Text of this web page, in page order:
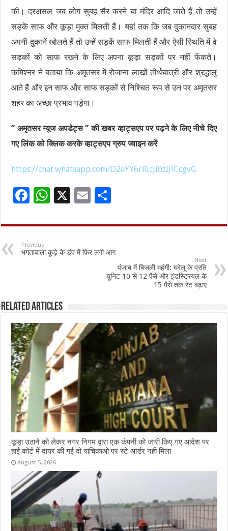
की। दरअसल जब लोग सुबह सैर करने या मंदिर आदि जाते हैं तो उन्हें
सड़कें साफ और कूड़ा मुक्त मिलती हैं। यहां तक ​​कि जब दुकानदार सुबह
अपनी दुकानें खोलते हैं तो उन्हें सड़कें साफ मिलती हैं और ऐसी स्थिति में वे
सड़कों को साफ रखने के लिए अपना कूड़ा सड़कों पर नहीं फेंकते।
कमिश्नर ने बताया कि अमृतसर में रोजाना लाखों तीर्थयात्री और श्रद्धालु
आते हैं और इन साफ ​​और साफ सड़कों से निश्चित रूप से उन पर अमृतसर
शहर का अच्छा प्रभाव पड़ेगा।
” अमृतसर न्यूज अपडेट्स ” की खबर व्हाट्सएप पर पढ़ने के लिए नीचे दिए
गए लिंक को क्लिक करके व्हाट्सएप ग्रुप ज्वाइन करें
https://chat.whatsapp.com/D2aYY6rRIcJI0zIJlCcgvG
F
e
b
o
W
at
sA
p
X
E
ai ar
Previous
भगतावाला कूड़े के डंप में फिर लगी आग
Next
पंजाब में बिजली महंगी: घरेलू के प्रति
यूनिट 10 से 12 पैसे और इंडस्ट्रियल के
15 पैसे तक रेट बढ़ाए
Related Articles
कूड़ा उठाने को लेकर नगर निगम द्वारा एक कंपनी को जारी किए गए आदेश पर
हाई कोर्ट में दायर की गई दो याचिकाओ पर स्टे आर्डर नहीं मिला
August 5, 2026